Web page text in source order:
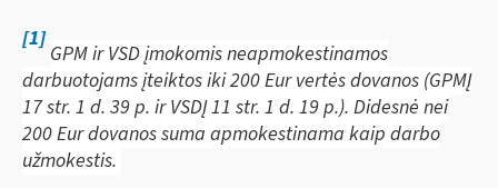
[1]
GPM ir VSD įmokomis neapmokestinamos
darbuotojams įteiktos iki 200 Eur vertės dovanos (GPMĮ
17 str. 1 d. 39 p. ir VSDĮ 11 str. 1 d. 19 p.). Didesnė nei
200 Eur dovanos suma apmokestinama kaip darbo
užmokestis.